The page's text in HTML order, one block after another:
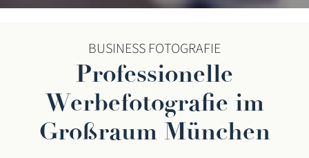
BUSINESS FOTOGRAFIE
Professionelle
Werbefotografie im
Großraum München